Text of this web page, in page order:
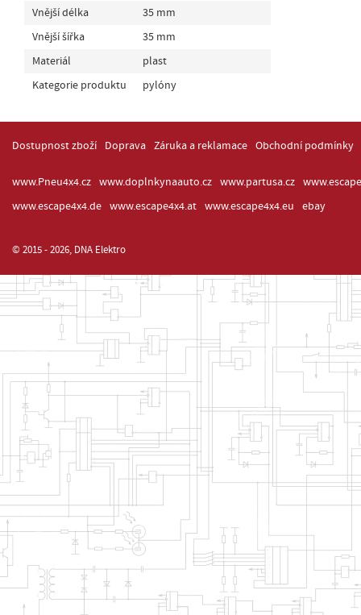
Vnější délka
35 mm
Vnější šířka
35 mm
Materiál
plast
Kategorie produktu
pylóny
Dostupnost zboží Doprava Záruka a reklamace Obchodní podmínky
www.Pneu4x4.cz www.doplnkynaauto.cz www.partusa.cz
www.escape4x4.de
www.escape4x4.at www.escape4x4.eu ebay
© 2015 - 2026, DNA Elektro